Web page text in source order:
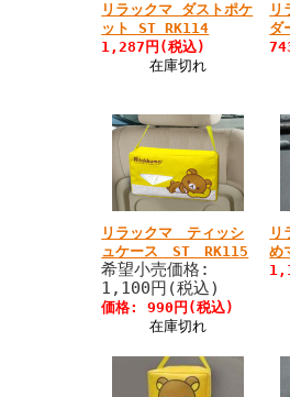
リラックマ ダストポケ
ット ST RK114
1,287円(税込)
在庫切れ
リ
ダ
リラックマ ティッシ
ュケース ST RK115
希望小売価格:
1,100円(税込)
価格: 990円(税込)
在庫切れ
め